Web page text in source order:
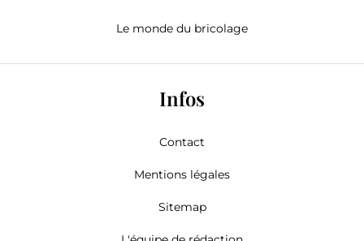
Le monde du bricolage
Infos
Contact
Mentions légales
Sitemap